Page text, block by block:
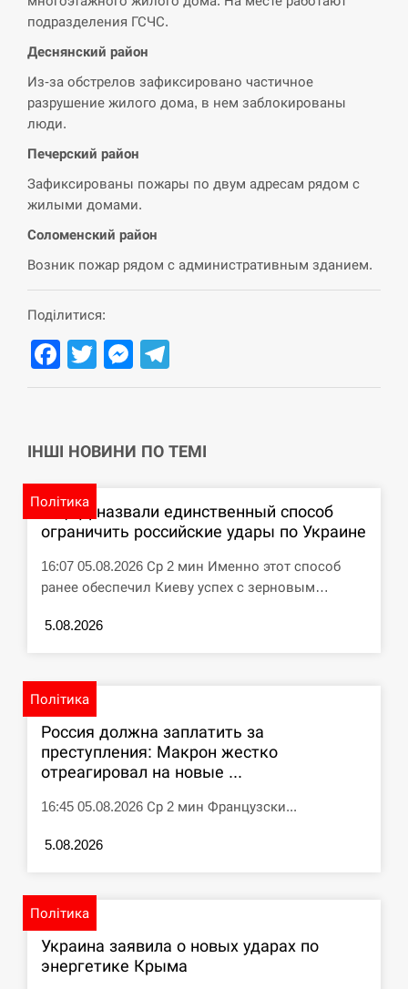
СЕРПЕНЬ
12:53
Украины, несмотря на сомнения…
СЕРПЕНЬ
12:40
розблокування Ормузької протоки
СЕРПЕНЬ
Силы обороны поразили российскую
переправу, склады и другие важные объекты…
СЕРПЕНЬ
12:10
Под огнем “Эпицентр”, ROZETKA и “Новая
почта”: что известно об…
СЕРПЕНЬ
11:40
У зоопарку Токіо через спеку загинули три
11:23
есть пострадавшие
подразделения ГСЧС.
Деснянский район
Из-за обстрелов зафиксировано частичное
разрушение жилого дома, в нем заблокированы
люди.
Печерский район
Зафиксированы пожары по двум адресам рядом с
жилыми домами.
Соломенский район
Возник пожар рядом с административным зданием.
Поділитися:
Facebook
TwitterMessenger
ІНШІ НОВИНИ ПО ТЕМІ
Політика
В ЦПД назвали единственный способ
ограничить российские удары по Украине
16:07 05.08.2026 Ср 2 мин Именно этот способ
ранее обеспечил Киеву успех с зерновым…
5.08.2026
Політика
Россия должна заплатить за
преступления: Макрон жестко
отреагировал на новые ...
16:45 05.08.2026 Ср 2 мин Французски...
5.08.2026
Політика
Украина заявила о новых ударах по
энергетике Крыма